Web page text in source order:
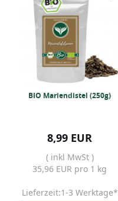
BIO Mariendistel (250g)
8,99 EUR
( inkl MwSt )
35,96 EUR pro 1 kg
Lieferzeit:1-3 Werktage*